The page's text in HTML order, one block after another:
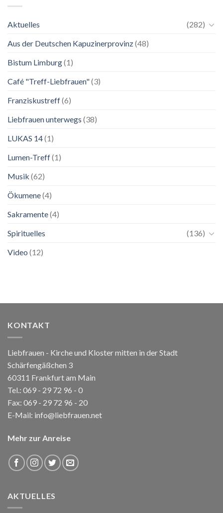
Ausstellung
Aktuelles
(282)
Aus der Deutschen Kapuzinerprovinz(48)
Bistum Limburg(1)
Café "Treff-Liebfrauen"(3)
Franziskustreff(6)
Liebfrauen unterwegs (38)
LUKAS 14(1)
Lumen-Treff(1)
Musik (62)
Ökumene(4)
Sakramente(4)
Spirituelles
(136)
Video (12)
KONTAKT
Liebfrauen - Kirche und Kloster mitten in der Stadt
Schärfengäßchen 3
60311 Frankfurt am Main
Tel.: 069 - 29 72 96 - 0
Fax: 069 - 29 72 96 - 20
E-Mail: info@liebfrauen.net
Mehr zur Anreise
AKTUELLES